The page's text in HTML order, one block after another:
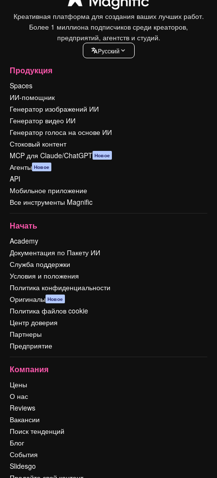
Креативная платформа для создания ваших лучших работ.
Более 1 миллиона подписчиков среди креаторов,
предприятий, агентств и студий.
Pусский
Продукция
Spaces
ИИ-помощник
Генератор изображений ИИ
Генератор видео ИИ
Генератор голоса на основе ИИ
Стоковый контент
MCP для Claude/ChatGPT Новое
Агенты Новое
API
Мобильное приложение
Все инструменты Magnific
Начать
Academy
Документация по Пакету ИИ
Служба поддержки
Условия и положения
Политика конфиденциальности
Оригиналы Новое
Политика файлов cookie
Центр доверия
Партнеры
Предприятие
Компания
Цены
О нас
Reviews
Вакансии
Поиск тенденций
Блог
События
Slidesgo